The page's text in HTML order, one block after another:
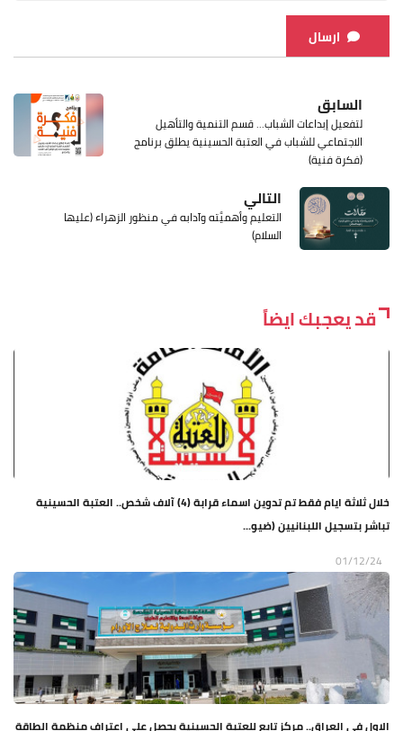
ارسال
السابق
لتفعيل إبداعات الشباب... قسم التنمية والتأهيل
الاجتماعي للشباب في العتبة الحسينية يطلق برنامج
(فكرة فنية)
التالي
التعليم وأهميَّته وآدابه في منظور الزهراء (عليها
السلام)
قد يعجبك ايضاً
خلال ثلاثة ايام فقط تم تدوين اسماء قرابة (4) آلاف شخص.. العتبة الحسينية
تباشر بتسجيل اللبنانيين (ضيو...
01/12/24
الاول في العراق.. مركز تابع للعتبة الحسينية يحصل على اعتراف منظمة الطاقة